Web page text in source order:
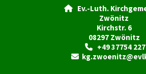

Ev.-Luth.
Zwönitz
Kirchstr. 6
08297 Zwönitz
+49 37754
